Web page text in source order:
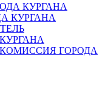
КУРГАНА
КУРГАНА
ГОРОДА